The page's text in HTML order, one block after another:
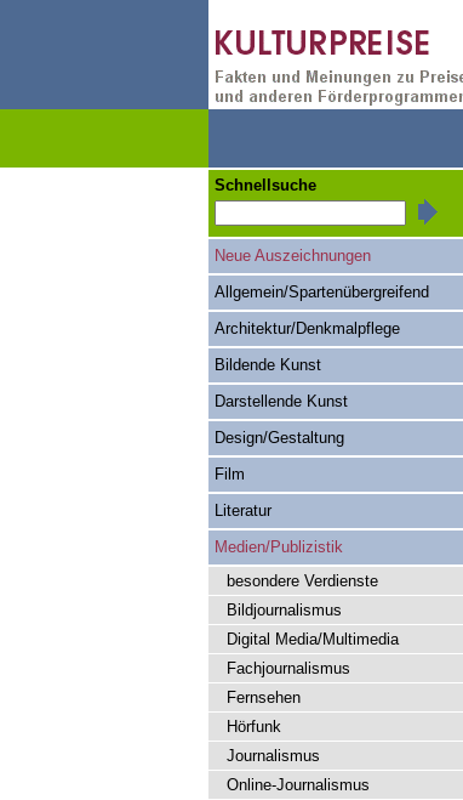
Schnellsuche
Neue Auszeichnungen
Allgemein/Spartenübergreifend
Architektur/Denkmalpflege
Bildende Kunst
Darstellende Kunst
Design/Gestaltung
Film
Literatur
Medien/Publizistik
besondere Verdienste
Bildjournalismus
Digital Media/Multimedia
Fachjournalismus
Fernsehen
Hörfunk
Journalismus
Online-Journalismus